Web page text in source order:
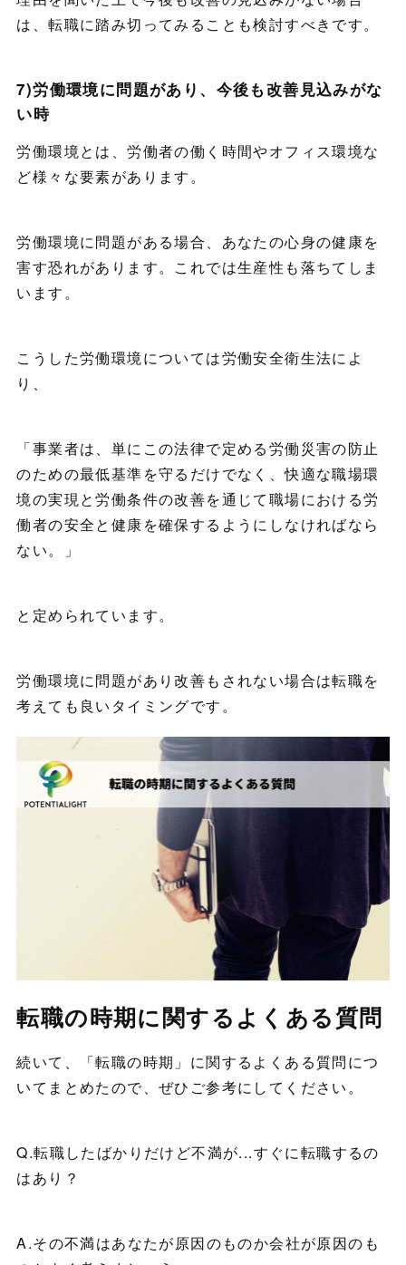
は、転職に踏み切ってみることも検討すべきです。
7)労働環境に問題があり、今後も改善見込みがな
い時
労働環境とは、労働者の働く時間やオフィス環境な
ど様々な要素があります。
労働環境に問題がある場合、あなたの心身の健康を
害す恐れがあります。これでは生産性も落ちてしま
います。
こうした労働環境については労働安全衛生法によ
り、
「事業者は、単にこの法律で定める労働災害の防止
のための最低基準を守るだけでなく、快適な職場環
境の実現と労働条件の改善を通じて職場における労
働者の安全と健康を確保するようにしなければなら
ない。」
と定められています。
労働環境に問題があり改善もされない場合は転職を
考えても良いタイミングです。
転職の時期に関するよくある質問
続いて、「転職の時期」に関するよくある質問につ
いてまとめたので、ぜひご参考にしてください。
Q.転職したばかりだけど不満が...すぐに転職するの
はあり？
A.その不満はあなたが原因のものか会社が原因のも